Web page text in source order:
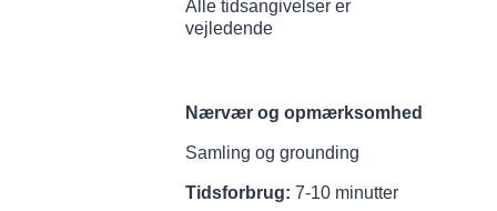
Alle tidsangivelser er
vejledende
Nærvær og opmærksomhed
Samling og grounding
Tidsforbrug:7-10 minutter